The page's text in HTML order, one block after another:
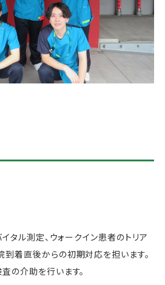
タル測定、ウォークイン患者のトリア
到着直後からの初期対応を担います。
の介助を行います。